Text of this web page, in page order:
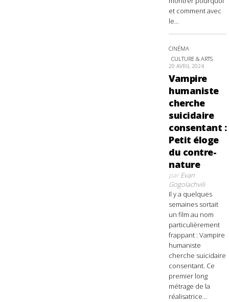
et comment avec
le...
CINÉMA
CULTURE & ARTS
20 AVRIL 2024
Vampire
humaniste
cherche
suicidaire
consentant :
Petit éloge
du contre-
nature
parEvan
Gogolachvili
Il y a quelques
semaines sortait
un film au nom
particulièrement
frappant : Vampire
humaniste
cherche suicidaire
consentant. Ce
premier long
métrage de la
réalisatrice...